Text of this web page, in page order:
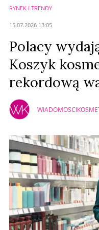
RYNEK I TRENDY
15.07.2026 13:05
Polacy
Koszyk
rekordową